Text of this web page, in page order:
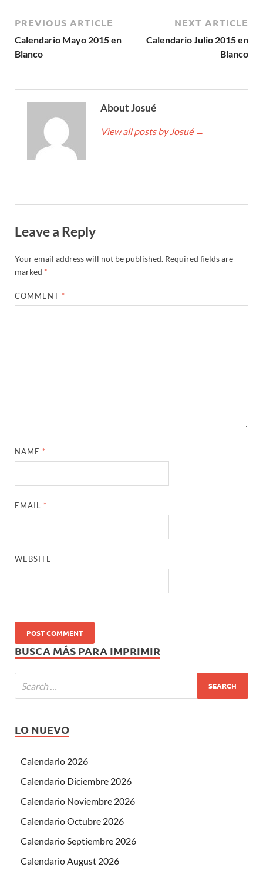
PREVIOUS ARTICLE
Calendario Mayo 2015 en
Blanco
NEXT ARTICLE
Calendario Julio 2015 en
Blanco
About Josué
View all posts by Josué →
Leave a Reply
Your email address will not be published. Required fields are
marked *
COMMENT *
NAME *
EMAIL *
WEBSITE
BUSCA MÁS PARA IMPRIMIR
LO NUEVO
Calendario 2026
Calendario Diciembre 2026
Calendario Noviembre 2026
Calendario Octubre 2026
Calendario Septiembre 2026
Calendario August 2026